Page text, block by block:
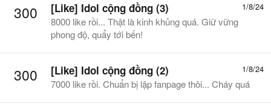
300 1/8/24
[Like] Idol cộng đồng (3)
8000 like rồi... Thật là kinh khủng quá. Giữ vững
phong độ, quẩy tới bến!
300 1/8/24
[Like] Idol cộng đồng (2)
7000 like rồi. Chuẩn bị lập fanpage thôi... Cháy quá